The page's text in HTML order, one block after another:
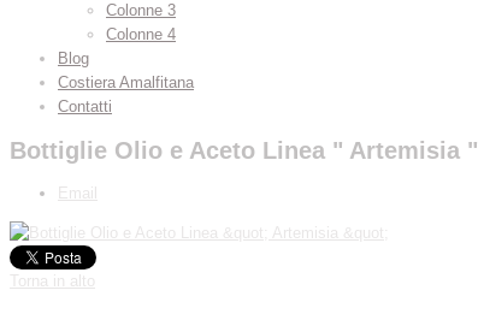
Colonne 3
Colonne 4
Blog
Costiera Amalfitana
Contatti
Bottiglie Olio e Aceto Linea " Artemisia "
Email
Torna in alto